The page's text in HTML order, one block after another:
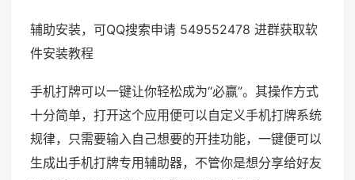
辅助安装，可QQ搜索申请 549552478 进群获取软
件安装教程
手机打牌可以一键让你轻松成为“必赢”。其操作方式
十分简单，打开这个应用便可以自定义手机打牌系统
规律，只需要输入自己想要的开挂功能，一键便可以
生成出手机打牌专用辅助器，不管你是想分享给好友